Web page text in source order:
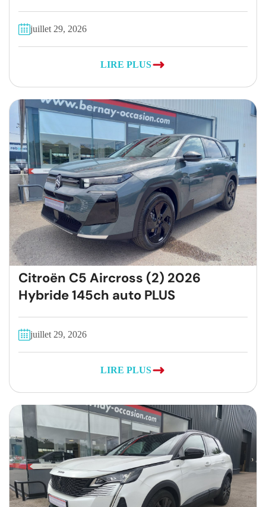
juillet 29, 2026
LIRE PLUS
Citroën C5 Aircross (2) 2026
Hybride 145ch auto PLUS
juillet 29, 2026
LIRE PLUS